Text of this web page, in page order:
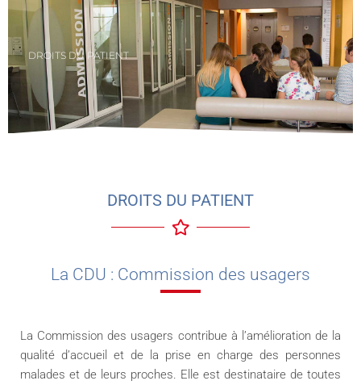
DROITS DU PATIENT
DROITS DU PATIENT
La CDU : Commission des usagers
La Commission des usagers contribue à l’amélioration de la
qualité d’accueil et de la prise en charge des personnes
malades et de leurs proches. Elle est destinataire de toutes